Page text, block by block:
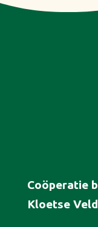
Coöperatie
Kloetse